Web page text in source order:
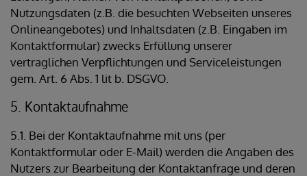
Nutzungsdaten (z.B. die besuchten Webseiten unseres
Onlineangebotes) und Inhaltsdaten (z.B. Eingaben im
Kontaktformular) zwecks Erfüllung unserer
vertraglichen Verpflichtungen und Serviceleistungen
gem. Art. 6 Abs. 1 lit b. DSGVO.
5. Kontaktaufnahme
5.1. Bei der Kontaktaufnahme mit uns (per
Kontaktformular oder E-Mail) werden die Angaben des
Nutzers zur Bearbeitung der Kontaktanfrage und deren